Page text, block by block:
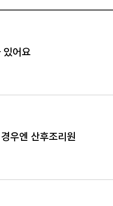
있어요
우엔 산후조리원